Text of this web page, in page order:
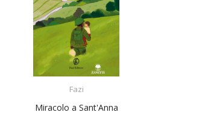
Fazi
Miracolo a Sant'Anna